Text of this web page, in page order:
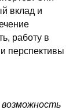
вклад и
работу в
перспективы